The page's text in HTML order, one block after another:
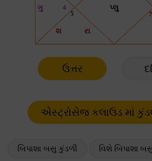
ઉત્તર
બિપાશા બસુ કુંડળી વિશે બિપાશા